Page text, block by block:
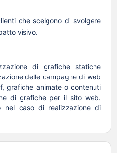
che scelgono di svolgere
visivo.
di grafiche statiche
delle campagne di web
grafiche animate o contenuti
di grafiche per il sito web.
nel caso di realizzazione di